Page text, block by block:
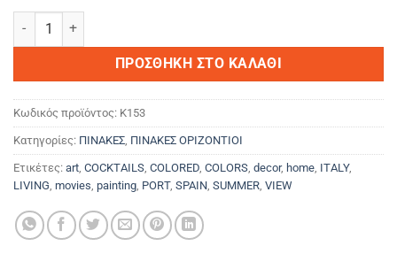
PORT ART ποσότητα
ΠΡΟΣΘΉΚΗ ΣΤΟ ΚΑΛΆΘΙ
Κωδικός προϊόντος: K153
Κατηγορίες: ΠΙΝΑΚΕΣ, ΠΙΝΑΚΕΣ ΟΡΙΖΟΝΤΙΟΙ
Ετικέτες: art, COCKTAILS, COLORED, COLORS, decor, home, ITALY,
LIVING, movies, painting, PORT, SPAIN, SUMMER, VIEW